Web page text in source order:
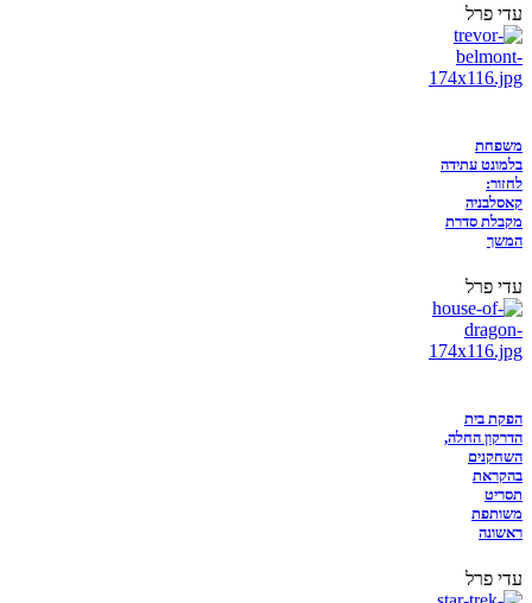
עדי פרל
משפחת
בלמונט עתידה
לחזור:
קאסלבניה
מקבלת סדרת
המשך
עדי פרל
הפקת בית
הדרקון החלה,
השחקנים
בהקראת
תסריט
משותפת
ראשונה
עדי פרל